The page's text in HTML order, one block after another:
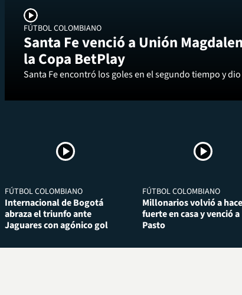
FÚTBOL COLOMBIANO
Santa Fe venció a Unión
la Copa BetPlay
Santa Fe encontró los goles en el segundo tiempo y
FÚTBOL COLOMBIANO
Internacional de Bogotá
abraza el triunfo ante
Jaguares con agónico gol
FÚTBOL COLOMBIANO
Millonarios volvió a
fuerte en casa y venció a
Pasto